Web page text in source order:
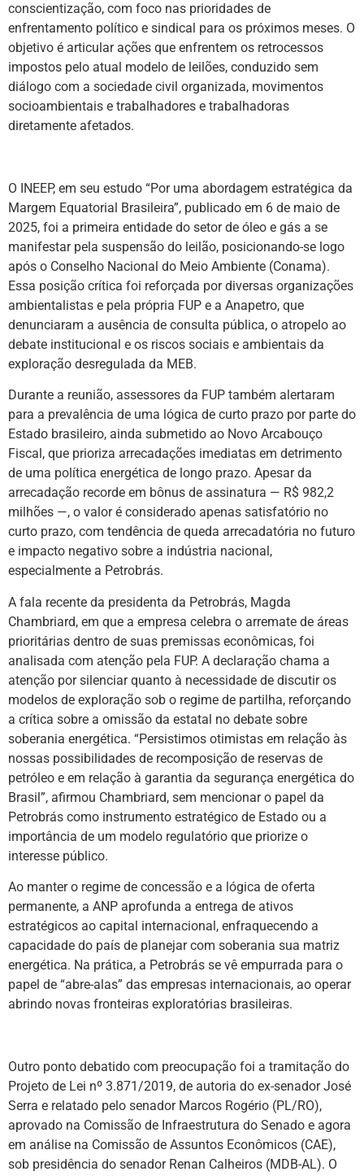
conscientização, com foco nas prioridades de
enfrentamento político e sindical para os próximos meses. O
objetivo é articular ações que enfrentem os retrocessos
impostos pelo atual modelo de leilões, conduzido sem
diálogo com a sociedade civil organizada, movimentos
socioambientais e trabalhadores e trabalhadoras
diretamente afetados.
O INEEP, em seu estudo “Por uma abordagem estratégica da
Margem Equatorial Brasileira”, publicado em 6 de maio de
2025, foi a primeira entidade do setor de óleo e gás a se
manifestar pela suspensão do leilão, posicionando-se logo
após o Conselho Nacional do Meio Ambiente (Conama).
Essa posição crítica foi reforçada por diversas organizações
ambientalistas e pela própria FUP e a Anapetro, que
denunciaram a ausência de consulta pública, o atropelo ao
debate institucional e os riscos sociais e ambientais da
exploração desregulada da MEB.
Durante a reunião, assessores da FUP também alertaram
para a prevalência de uma lógica de curto prazo por parte do
Estado brasileiro, ainda submetido ao Novo Arcabouço
Fiscal, que prioriza arrecadações imediatas em detrimento
de uma política energética de longo prazo. Apesar da
arrecadação recorde em bônus de assinatura — R$ 982,2
milhões —, o valor é considerado apenas satisfatório no
curto prazo, com tendência de queda arrecadatória no futuro
e impacto negativo sobre a indústria nacional,
especialmente a Petrobrás.
A fala recente da presidenta da Petrobrás, Magda
Chambriard, em que a empresa celebra o arremate de áreas
prioritárias dentro de suas premissas econômicas, foi
analisada com atenção pela FUP. A declaração chama a
atenção por silenciar quanto à necessidade de discutir os
modelos de exploração sob o regime de partilha, reforçando
a crítica sobre a omissão da estatal no debate sobre
soberania energética. “Persistimos otimistas em relação às
nossas possibilidades de recomposição de reservas de
petróleo e em relação à garantia da segurança energética do
Brasil”, afirmou Chambriard, sem mencionar o papel da
Petrobrás como instrumento estratégico de Estado ou a
importância de um modelo regulatório que priorize o
interesse público.
Ao manter o regime de concessão e a lógica de oferta
permanente, a ANP aprofunda a entrega de ativos
estratégicos ao capital internacional, enfraquecendo a
capacidade do país de planejar com soberania sua matriz
energética. Na prática, a Petrobrás se vê empurrada para o
papel de “abre-alas” das empresas internacionais, ao operar
abrindo novas fronteiras exploratórias brasileiras.
Outro ponto debatido com preocupação foi a tramitação do
Projeto de Lei nº 3.871/2019, de autoria do ex-senador José
Serra e relatado pelo senador Marcos Rogério (PL/RO),
aprovado na Comissão de Infraestrutura do Senado e agora
em análise na Comissão de Assuntos Econômicos (CAE),
sob presidência do senador Renan Calheiros (MDB-AL). O